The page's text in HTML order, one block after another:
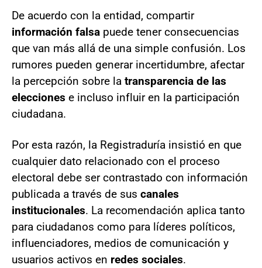
De acuerdo con la entidad, compartir
información falsa puede tener consecuencias
que van más allá de una simple confusión. Los
rumores pueden generar incertidumbre, afectar
la percepción sobre la transparencia de las
elecciones e incluso influir en la participación
ciudadana.
Por esta razón, la Registraduría insistió en que
cualquier dato relacionado con el proceso
electoral debe ser contrastado con información
publicada a través de sus canales
institucionales. La recomendación aplica tanto
para ciudadanos como para líderes políticos,
influenciadores, medios de comunicación y
usuarios activos en redes sociales.